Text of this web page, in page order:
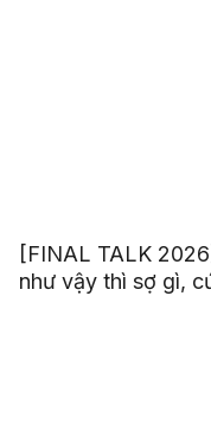
[FINAL TALK
như vậy thì sợ gì,